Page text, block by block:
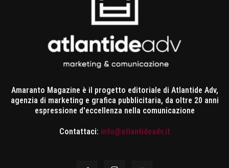
Amaranto Magazine è il progetto editoriale di Atlantide Adv,
agenzia di marketing e grafica pubblicitaria, da oltre 20 anni
espressione d'eccellenza nella comunicazione
Contattaci: info@atlantideadv.it